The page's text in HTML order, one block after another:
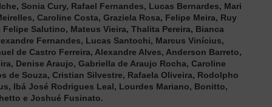
Sonia Cury, Rafael Fernandes, Lucas Bernardes, Mari
Caroline Costa, Graziela Rosa, Felipe Meira, Ruy
Salutino, Mateus Vieira, Thalita Pereira, Bianca
Fernandes, Lucas Santochi, Marcus Vinícius,
de Castro Ferreira, Alexandre Alves, Anderson Barreto,
Denise Araujo, Gabriella de Araujo Rocha, Caroline
de Souza, Cristian Silvestre, Rafaela Oliveira, Rodolpho
Ibá José Rodrigues Leal, Lourdes Mariano, Bonitto,
e Joshué Fusinato.